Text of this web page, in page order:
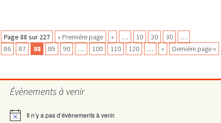
Navigation
des
articles
Page 88 sur 227 « Première page « … 10 20 30
…
86
87 88 89 90 … 100 110 120 … » Dernière page »
Évènements à venir
Notice Il n’y a pas d’évènements à venir.